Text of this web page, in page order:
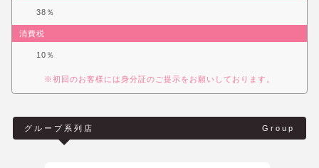
38％
消費税
10％
※初回のお客様には身分証のご提示をお願いしております。
Group
グループ系列店